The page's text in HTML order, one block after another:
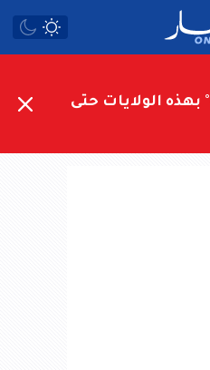
موجة حر شديدة تصل لـ45° بهذه الولايات حتى